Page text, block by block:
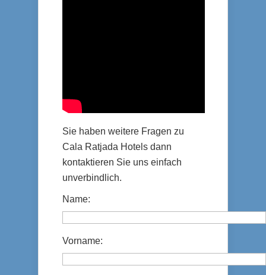
Sie haben weitere Fragen zu
Cala Ratjada Hotels dann
kontaktieren Sie uns einfach
unverbindlich.
Name:
Vorname: